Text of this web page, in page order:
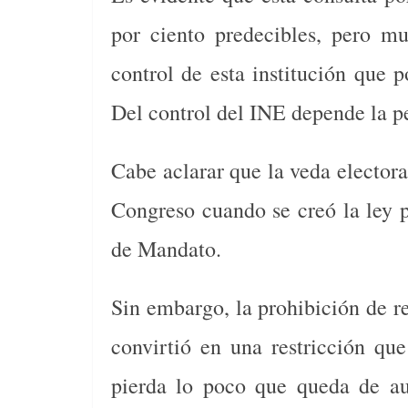
por ciento predecibles, pero
control de esta institución que
Del control del INE depende la
Cabe aclarar que la veda
Congreso cuando se creó la ley
de Mandato.
Sin embargo, la prohibición de
convirtió en una restricción
pierda lo poco que queda de